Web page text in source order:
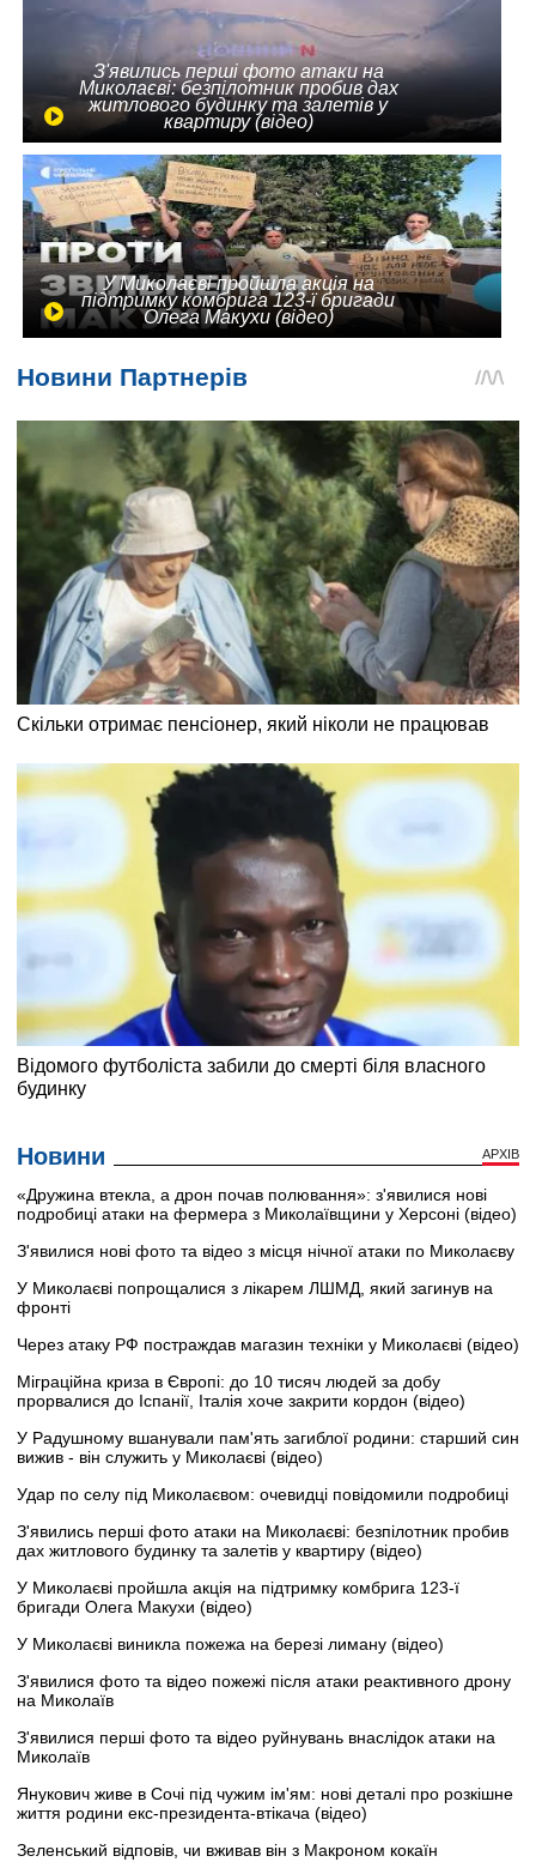
З'явились перші фото атаки на
Миколаєві: безпілотник пробив дах
житлового будинку та залетів у
квартиру (відео)
У Миколаєві пройшла акція на
підтримку комбрига 123-ї бригади
Олега Макухи (відео)
Новини АРХІВ
«Дружина втекла, а дрон почав полювання»: з'явилися нові
подробиці атаки на фермера з Миколаївщини у Херсоні (відео)
З'явилися нові фото та відео з місця нічної атаки по Миколаєву
У Миколаєві попрощалися з лікарем ЛШМД, який загинув на
фронті
Через атаку РФ постраждав магазин техніки у Миколаєві (відео)
Міграційна криза в Європі: до 10 тисяч людей за добу
прорвалися до Іспанії, Італія хоче закрити кордон (відео)
У Радушному вшанували пам'ять загиблої родини: старший син
вижив - він служить у Миколаєві (відео)
Удар по селу під Миколаєвом: очевидці повідомили подробиці
З'явились перші фото атаки на Миколаєві: безпілотник пробив
дах житлового будинку та залетів у квартиру (відео)
У Миколаєві пройшла акція на підтримку комбрига 123-ї
бригади Олега Макухи (відео)
У Миколаєві виникла пожежа на березі лиману (відео)
З'явилися фото та відео пожежі після атаки реактивного дрону
на Миколаїв
З'явилися перші фото та відео руйнувань внаслідок атаки на
Миколаїв
Янукович живе в Сочі під чужим ім'ям: нові деталі про розкішне
життя родини екс-президента-втікача (відео)
Зеленський відповів, чи вживав він з Макроном кокаїн